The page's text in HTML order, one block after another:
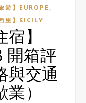
遊】EUROPE ,
西里】SICILY
】
開箱評
與交通
）